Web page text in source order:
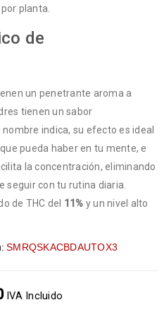
por planta.
de
un penetrante aroma a
tienen un sabor
indica, su efecto es ideal
pueda haber en tu mente, e
la concentración, eliminando
con tu rutina diaria.
de THC del 11% y un nivel alto
SMRQSKACBDAUTOX3
IVA Incluido